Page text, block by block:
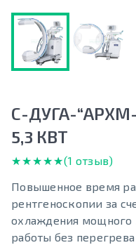
С-ДУГА-
5,3 КВТ
★★★★★
★★★★★(1 отзыв)
Повышенное время
рентгеноскопии за
охлаждения мощного
работы без